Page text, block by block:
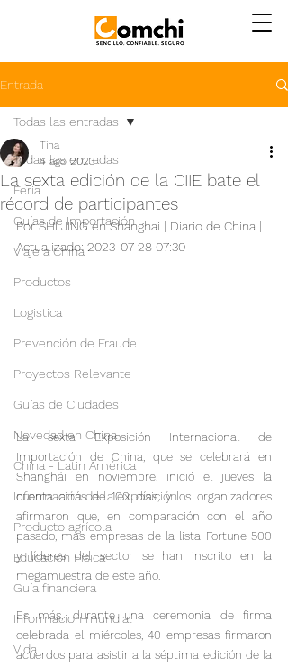
Entrada
Todas las entradas
Feria
Guías de Importación
Viaje a China
Productos
Logistica
Prevención de Fraude
Proyectos Relevante
Guías de Ciudades
Novedad en China
China - Latin América
Información de la exposición
Producto agrícola
Educación Física
Guía financiera
Informacion mundial
Vida
Todas las entradas
La sexta edición de la CIIE bate el
récord de participantes
Tina
4 ago 2023
Por SHI JING en Shanghai | Diario de China |
Actualizado: 2023-07-28 07:30
La sexta Exposición Internacional de
Importación de China, que se celebrará en
Shanghái en noviembre, inició el jueves la
cuenta atrás de 100 días, y los organizadores
afirmaron que, en comparación con el año
pasado, más empresas de la lista Fortune 500
y líderes del sector se han inscrito en la
megamuestra de este año.
Es más, durante una ceremonia de firma
celebrada el miércoles, 40 empresas firmaron
acuerdos para asistir a la séptima edición de la